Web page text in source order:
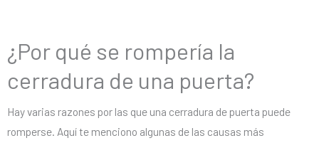
¿Por qué se rompería la
cerradura de una puerta?
Hay varias razones por las que una cerradura de puerta puede
romperse. Aquí te menciono algunas de las causas más